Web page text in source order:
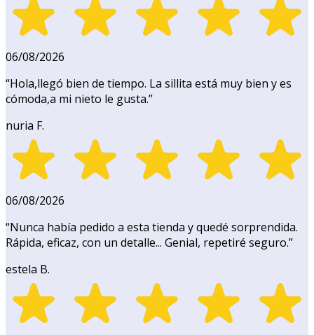
06/08/2026
“Hola,llegó bien de tiempo. La sillita está muy bien y es
cómoda,a mi nieto le gusta.”
nuria F.
06/08/2026
“Nunca había pedido a esta tienda y quedé sorprendida.
Rápida, eficaz, con un detalle... Genial, repetiré seguro.”
estela B.